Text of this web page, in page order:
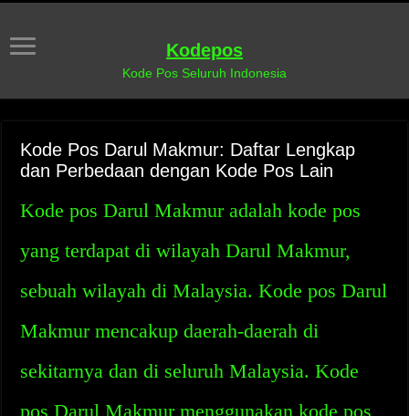
Kodepos
Kode Pos Seluruh Indonesia
Kode Pos Darul Makmur: Daftar Lengkap
dan Perbedaan dengan Kode Pos Lain
Kode pos Darul Makmur adalah kode pos
yang terdapat di wilayah Darul Makmur,
sebuah wilayah di Malaysia. Kode pos Darul
Makmur mencakup daerah-daerah di
sekitarnya dan di seluruh Malaysia. Kode
pos Darul Makmur menggunakan kode pos